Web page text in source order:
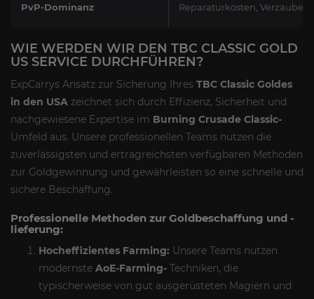
PvP-Dominanz Reparaturkosten,
WIE WERDEN WIR DEN TBC CLASSIC GOLD
US SERVICE DURCHFÜHREN?
ExpCarrys Ansatz zur Sicherung Ihres TBC Classic Goldes
in den USA zeichnet sich durch Effizienz, Sicherheit und
nachgewiesene Expertise im Burning Crusade Classic-
Umfeld aus. Unsere professionellen Teams nutzen die
zuverlässigsten und ertragreichsten verfügbaren Methoden
zur Goldgewinnung und gewährleisten so eine schnelle und
sichere Beschaffung.
Professionelle Methoden zur Goldbeschaffung und -
lieferung:
Hocheffizientes Farming: Unsere Teams nutzen
modernste AoE-Farming- Techniken, die
typischerweise von gut ausgerüsteten Magiern und